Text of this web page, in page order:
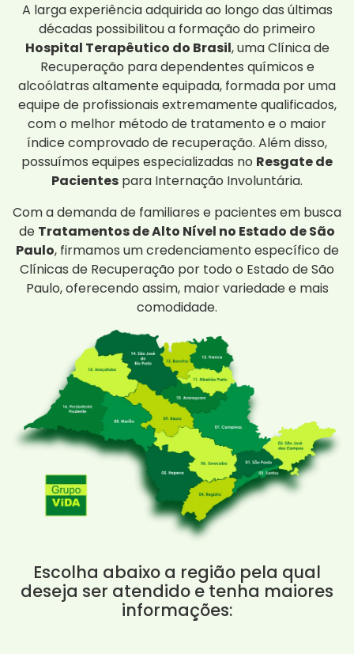
A larga experiência adquirida ao longo das últimas
décadas possibilitou a formação do primeiro
Hospital Terapêutico do Brasil, uma Clínica de
Recuperação para dependentes químicos e
alcoólatras altamente equipada, formada por uma
equipe de profissionais extremamente qualificados,
com o melhor método de tratamento e o maior
índice comprovado de recuperação. Além disso,
possuímos equipes especializadas no Resgate de
Pacientes para Internação Involuntária.
Com a demanda de familiares e pacientes em busca
de Tratamentos de Alto Nível no Estado de São
Paulo, firmamos um credenciamento específico de
Clínicas de Recuperação por todo o Estado de São
Paulo, oferecendo assim, maior variedade e mais
comodidade.
Escolha abaixo a região pela qual
deseja ser atendido e tenha maiores
informações: